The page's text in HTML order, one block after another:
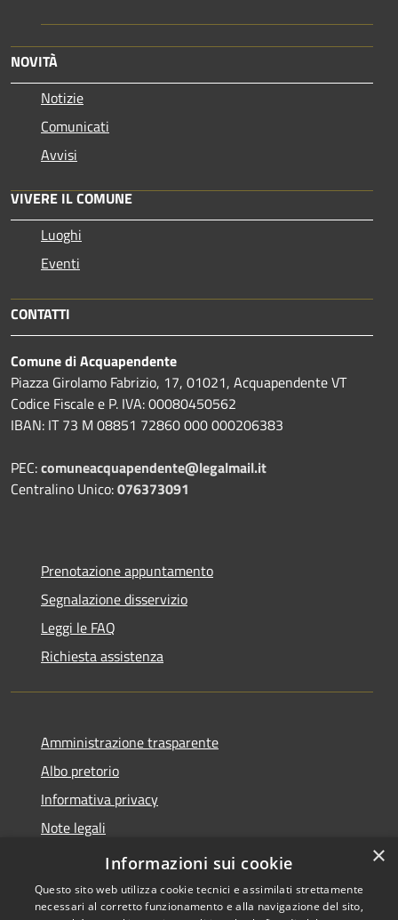
NOVITÀ
Notizie
Comunicati
Avvisi
VIVERE IL COMUNE
Luoghi
Eventi
CONTATTI
Comune di Acquapendente
Piazza Girolamo Fabrizio, 17, 01021, Acquapendente VT
Codice Fiscale e P. IVA: 00080450562
IBAN: IT 73 M 08851 72860 000 000206383
PEC:comuneacquapendente@legalmail.it
Centralino Unico:076373091
Prenotazione appuntamento
Segnalazione disservizio
Leggi le FAQ
Richiesta assistenza
Amministrazione trasparente
Albo pretorio
Informativa privacy
Note legali
Dichiarazione di accessibilità
×
Informazioni sui cookie
Questo sito web utilizza cookie tecnici e assimilati strettamente
necessari al corretto funzionamento e alla navigazione del sito,